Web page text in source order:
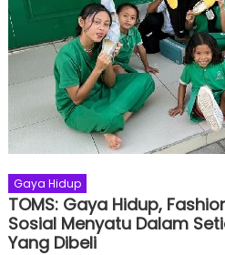
Gaya Hidup
TOMS: Gaya Hidup,
Sosial Menyatu Dalam
Yang Dibeli